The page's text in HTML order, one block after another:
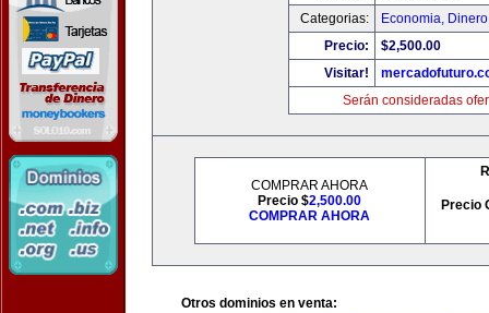
Categorias:
Economia,
Precio:
$2,500.00
Visitar!
Serán consideradas
COMPRAR AHORA
Precio $2,500.00
COMPRAR AHORA
Precio
Otros dominios en venta: